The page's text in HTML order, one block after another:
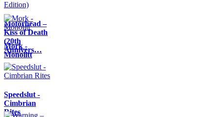
Motörhead –
Kiss of Death
(20th
Annivers…
Mork -
Monolitt
Speedslut -
Cimbrian
Rites